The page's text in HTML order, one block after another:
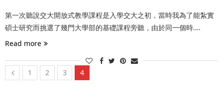
第一次聽說交大開放式教學課程是入學交大之初，當時我為了能紮實
碩士研究而挑選了幾門大學部的基礎課程旁聽，由於同一個時….
Read more
1 2 3 4